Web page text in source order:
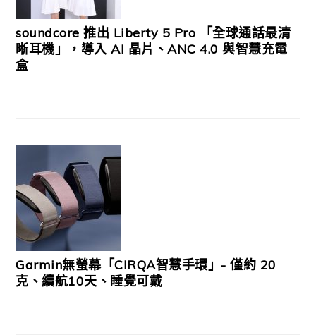
soundcore 推出 Liberty 5 Pro 「全球通話最清
晰耳機」，導入 AI 晶片、ANC 4.0 與智慧充電
盒
Garmin無螢幕「CIRQA智慧手環」- 僅約 20
克、續航10天、睡覺可戴